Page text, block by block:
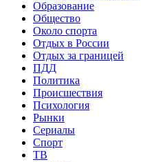
Образование
Общество
Около спорта
Отдых в России
Отдых за границей
ПДД
Политика
Происшествия
Психология
Рынки
Сериалы
Спорт
ТВ